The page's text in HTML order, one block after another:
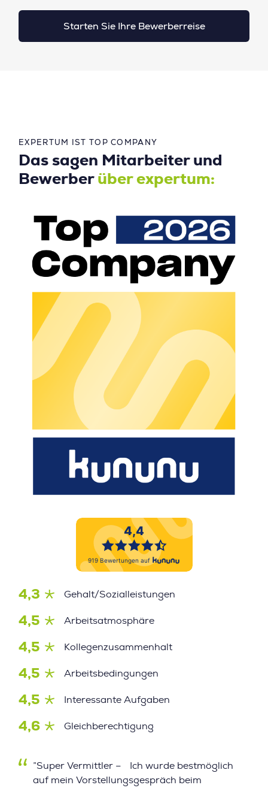
Starten Sie Ihre Bewerberreise
EXPERTUM IST TOP COMPANY
Das sagen Mitarbeiter und
Bewerber über expertum:
4,3 Gehalt/Sozialleistungen
4,5 Arbeitsatmosphäre
4,5 Kollegenzusammenhalt
4,5 Arbeitsbedingungen
4,5 Interessante Aufgaben
4,6 Gleichberechtigung
”Super Vermittler – Ich wurde bestmöglich
auf mein Vorstellungsgespräch beim